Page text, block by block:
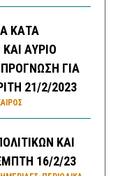
ΚΑΤΑ
ΑΥΡΙΟ
ΓΙΑ
21/2/2023
ΚΑΙ
16/2/23